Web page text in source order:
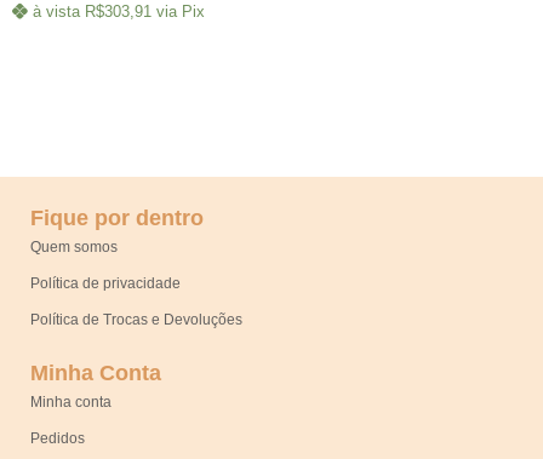
à vista R$303,91 via Pix
Fique por dentro
Quem somos
Política de privacidade
Política de Trocas e Devoluções
Minha Conta
Minha conta
Pedidos